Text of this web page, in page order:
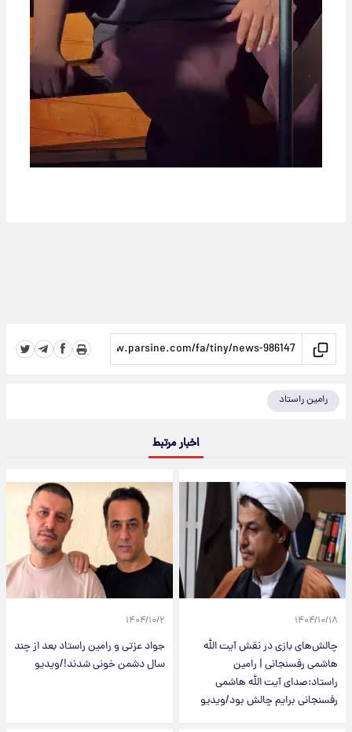
رامین راستاد
اخبار مرتبط
۱۴۰۴/۱۰/۱۸
چالش‌های بازی در نقش آیت الله
هاشمی رفسنجانی | رامین
راستاد:صدای آیت الله هاشمی
رفسنجانی برایم چالش بود/ویدیو
۱۴۰۴/۱۰/۲
جواد عزتی و رامین راستاد بعد از چند
سال دشمن خونی شدند!/ویدیو